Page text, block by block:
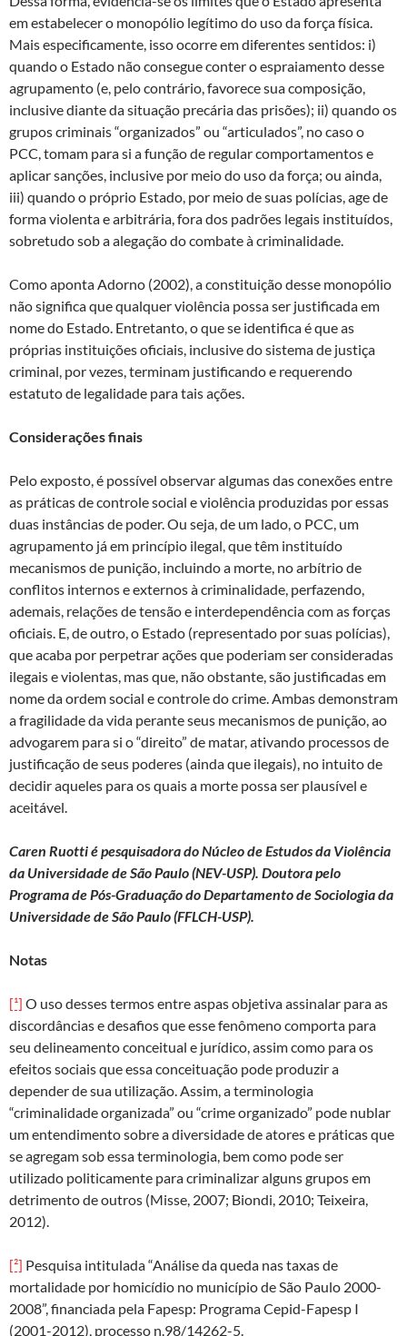
em estabelecer o monopólio legítimo do uso da força física.
Mais especificamente, isso ocorre em diferentes sentidos: i)
quando o Estado não consegue conter o espraiamento desse
agrupamento (e, pelo contrário, favorece sua composição,
inclusive diante da situação precária das prisões); ii) quando os
grupos criminais “organizados” ou “articulados”, no caso o
PCC, tomam para si a função de regular comportamentos e
aplicar sanções, inclusive por meio do uso da força; ou ainda,
iii) quando o próprio Estado, por meio de suas polícias, age de
forma violenta e arbitrária, fora dos padrões legais instituídos,
sobretudo sob a alegação do combate à criminalidade.
Como aponta Adorno (2002), a constituição desse monopólio
não significa que qualquer violência possa ser justificada em
nome do Estado. Entretanto, o que se identifica é que as
próprias instituições oficiais, inclusive do sistema de justiça
criminal, por vezes, terminam justificando e requerendo
estatuto de legalidade para tais ações.
Considerações finais
Pelo exposto, é possível observar algumas das conexões entre
as práticas de controle social e violência produzidas por essas
duas instâncias de poder. Ou seja, de um lado, o PCC, um
agrupamento já em princípio ilegal, que têm instituído
mecanismos de punição, incluindo a morte, no arbítrio de
conflitos internos e externos à criminalidade, perfazendo,
ademais, relações de tensão e interdependência com as forças
oficiais. E, de outro, o Estado (representado por suas polícias),
que acaba por perpetrar ações que poderiam ser consideradas
ilegais e violentas, mas que, não obstante, são justificadas em
nome da ordem social e controle do crime. Ambas demonstram
a fragilidade da vida perante seus mecanismos de punição, ao
advogarem para si o “direito” de matar, ativando processos de
justificação de seus poderes (ainda que ilegais), no intuito de
decidir aqueles para os quais a morte possa ser plausível e
aceitável.
Caren Ruotti é pesquisadora do Núcleo de Estudos da Violência
da Universidade de São Paulo (NEV-USP). Doutora pelo
Programa de Pós-Graduação do Departamento de Sociologia da
Universidade de São Paulo (FFLCH-USP).
Notas
[¹] O uso desses termos entre aspas objetiva assinalar para as
discordâncias e desafios que esse fenômeno comporta para
seu delineamento conceitual e jurídico, assim como para os
efeitos sociais que essa conceituação pode produzir a
depender de sua utilização. Assim, a terminologia
“criminalidade organizada” ou “crime organizado” pode nublar
um entendimento sobre a diversidade de atores e práticas que
se agregam sob essa terminologia, bem como pode ser
utilizado politicamente para criminalizar alguns grupos em
detrimento de outros (Misse, 2007; Biondi, 2010; Teixeira,
2012).
[²] Pesquisa intitulada “Análise da queda nas taxas de
mortalidade por homicídio no município de São Paulo 2000-
2008”, financiada pela Fapesp: Programa Cepid-Fapesp I
(2001-2012), processo n.98/14262-5.